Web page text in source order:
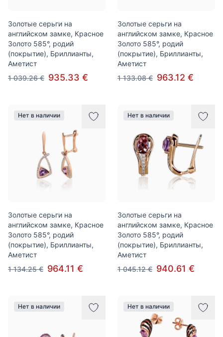
Золотые серьги на
английском замке, Красное
Золото 585°, родий
(покрытие), Бриллианты,
Аметист
1 039.26 € 935.33 €
Золотые серьги на
английском замке, Красное
Золото 585°, родий
(покрытие), Бриллианты,
Аметист
1 133.08 € 963.12 €
Нет в наличии
Золотые серьги на
английском замке, Красное
Золото 585°, родий
(покрытие), Бриллианты,
Аметист
1 134.25 € 964.11 €
Нет в наличии
Золотые серьги на
английском замке, Красное
Золото 585°, родий
(покрытие), Бриллианты,
Аметист
1 045.12 € 940.61 €
Нет в наличии Нет в наличии